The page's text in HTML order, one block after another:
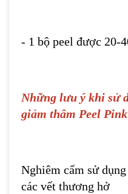
- 1 bộ peel được 20-
Những lưu ý khi sử
giảm thâm Peel
Nghiêm cấm sử
các vết thương hở